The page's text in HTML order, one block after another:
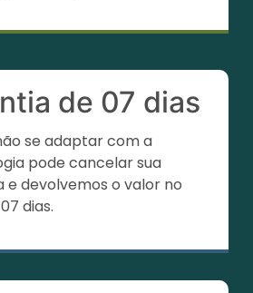
de 07 dias
se adaptar com a
pode cancelar sua
e devolvemos o valor no
dias.